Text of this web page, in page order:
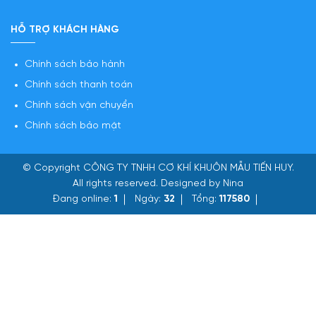
HỖ TRỢ KHÁCH HÀNG
Chính sách bảo hành
Chính sách thanh toán
Chính sách vận chuyển
Chính sách bảo mật
© Copyright CÔNG TY TNHH CƠ KHÍ KHUÔN MẪU TIẾN HUY.
All rights reserved. Designed by Nina
Đang online:1 Ngày: 32 Tổng:117580